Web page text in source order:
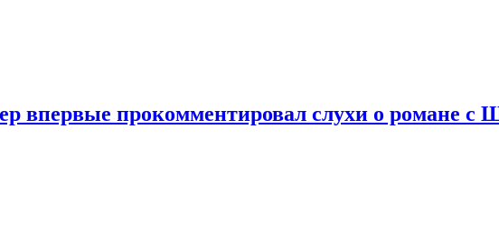
впервые прокомментировал слухи о романе с